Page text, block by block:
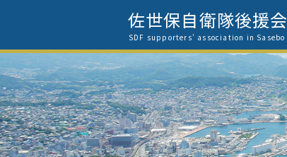
佐世保自衛隊後援会
SDF supporters' association in Sasebo